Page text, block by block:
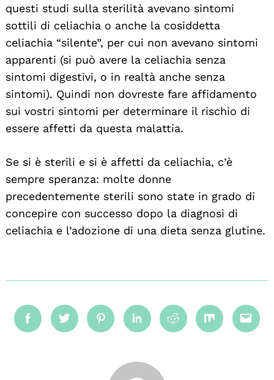
questi studi sulla sterilità avevano sintomi
sottili di celiachia o anche la cosiddetta
celiachia “silente”, per cui non avevano sintomi
apparenti (si può avere la celiachia senza
sintomi digestivi, o in realtà anche senza
sintomi). Quindi non dovreste fare affidamento
sui vostri sintomi per determinare il rischio di
essere affetti da questa malattia.
Se si è sterili e si è affetti da celiachia, c’è
sempre speranza: molte donne
precedentemente sterili sono state in grado di
concepire con successo dopo la diagnosi di
celiachia e l’adozione di una dieta senza glutine.
FacebookTwitterPinterestLinkedinRedditMix